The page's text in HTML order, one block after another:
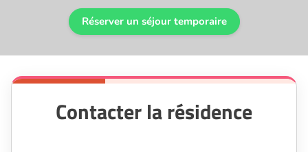
Réserver un séjour temporaire
Contacter la résidence